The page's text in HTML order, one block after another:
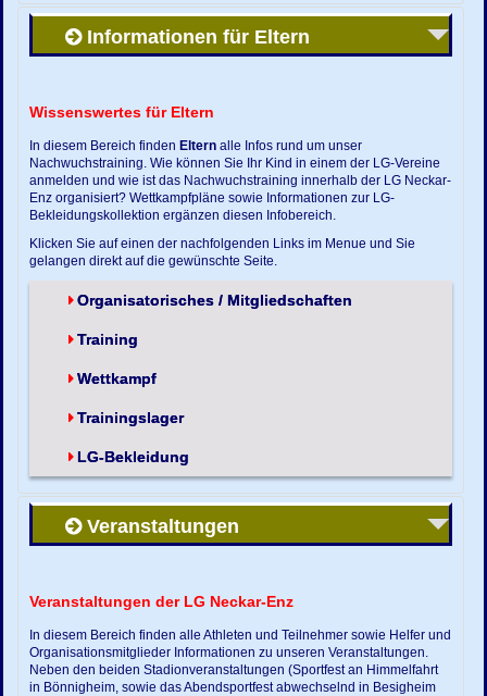
Informationen für Eltern
Wissenswertes für Eltern
In diesem Bereich finden Eltern alle Infos rund um unser
Nachwuchstraining. Wie können Sie Ihr Kind in einem der LG-Vereine
anmelden und wie ist das Nachwuchstraining innerhalb der LG Neckar-
Enz organisiert? Wettkampfpläne sowie Informationen zur LG-
Bekleidungskollektion ergänzen diesen Infobereich.
Klicken Sie auf einen der nachfolgenden Links im Menue und Sie
gelangen direkt auf die gewünschte Seite.
Organisatorisches / Mitgliedschaften
Training
Wettkampf
Trainingslager
LG-Bekleidung
Veranstaltungen
Veranstaltungen der LG Neckar-Enz
In diesem Bereich finden alle Athleten und Teilnehmer sowie Helfer und
Organisationsmitglieder Informationen zu unseren Veranstaltungen.
Neben den beiden Stadionveranstaltungen (Sportfest an Himmelfahrt
in Bönnigheim, sowie das Abendsportfest abwechselnd in Besigheim